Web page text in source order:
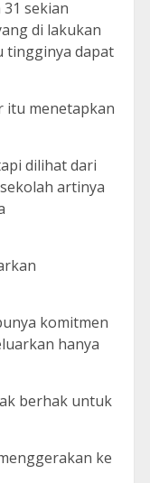
sekian
di lakukan
tingginya dapat
itu menetapkan
dilihat dari
artinya
komitmen
hanya
berhak untuk
ke